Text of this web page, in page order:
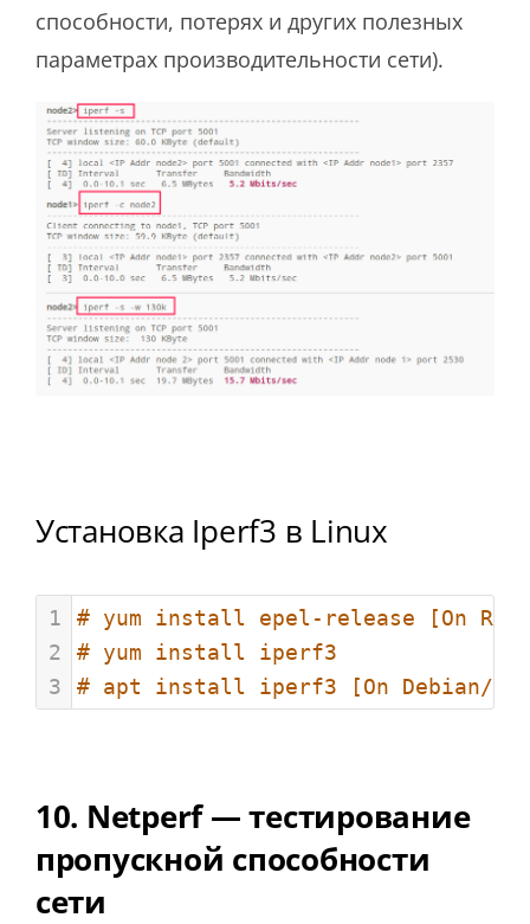
способности, потерях и других полезных
параметрах производительности сети).
Установка Iperf3 в Linux
1
# yum install epel-release [On
2
# yum install iperf3
3
# apt install iperf3 [On Debian/
10. Netperf — тестирование
пропускной способности
сети